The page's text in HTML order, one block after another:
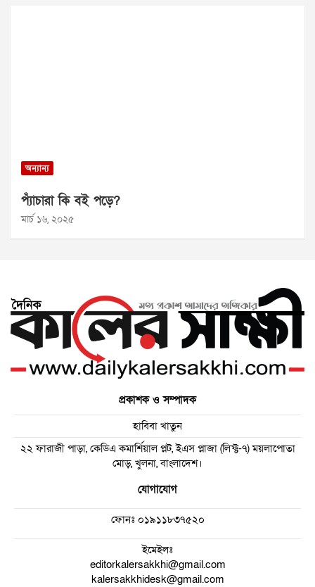
অন্যান্য
প্যাঁচারা কি বই পড়ে?
মার্চ ১৬, ২০২৫
প্রকাশক ও সম্পাদক
হাবিবা খাতুন
২২ ফারাজী পাড়া, কেডিএ কমার্শিয়াল প্লট, ইএস প্লাজা (লিফ্ট-৭) ময়লাপোতা
মোড়, খুলনা, বাংলাদেশ।
যোগাযোগ
ফোনঃ০১৯১১৮৩৭৫২০
ইমেইলঃ
editorkalersakkhi@gmail.com
kalersakkhidesk@gmail.com